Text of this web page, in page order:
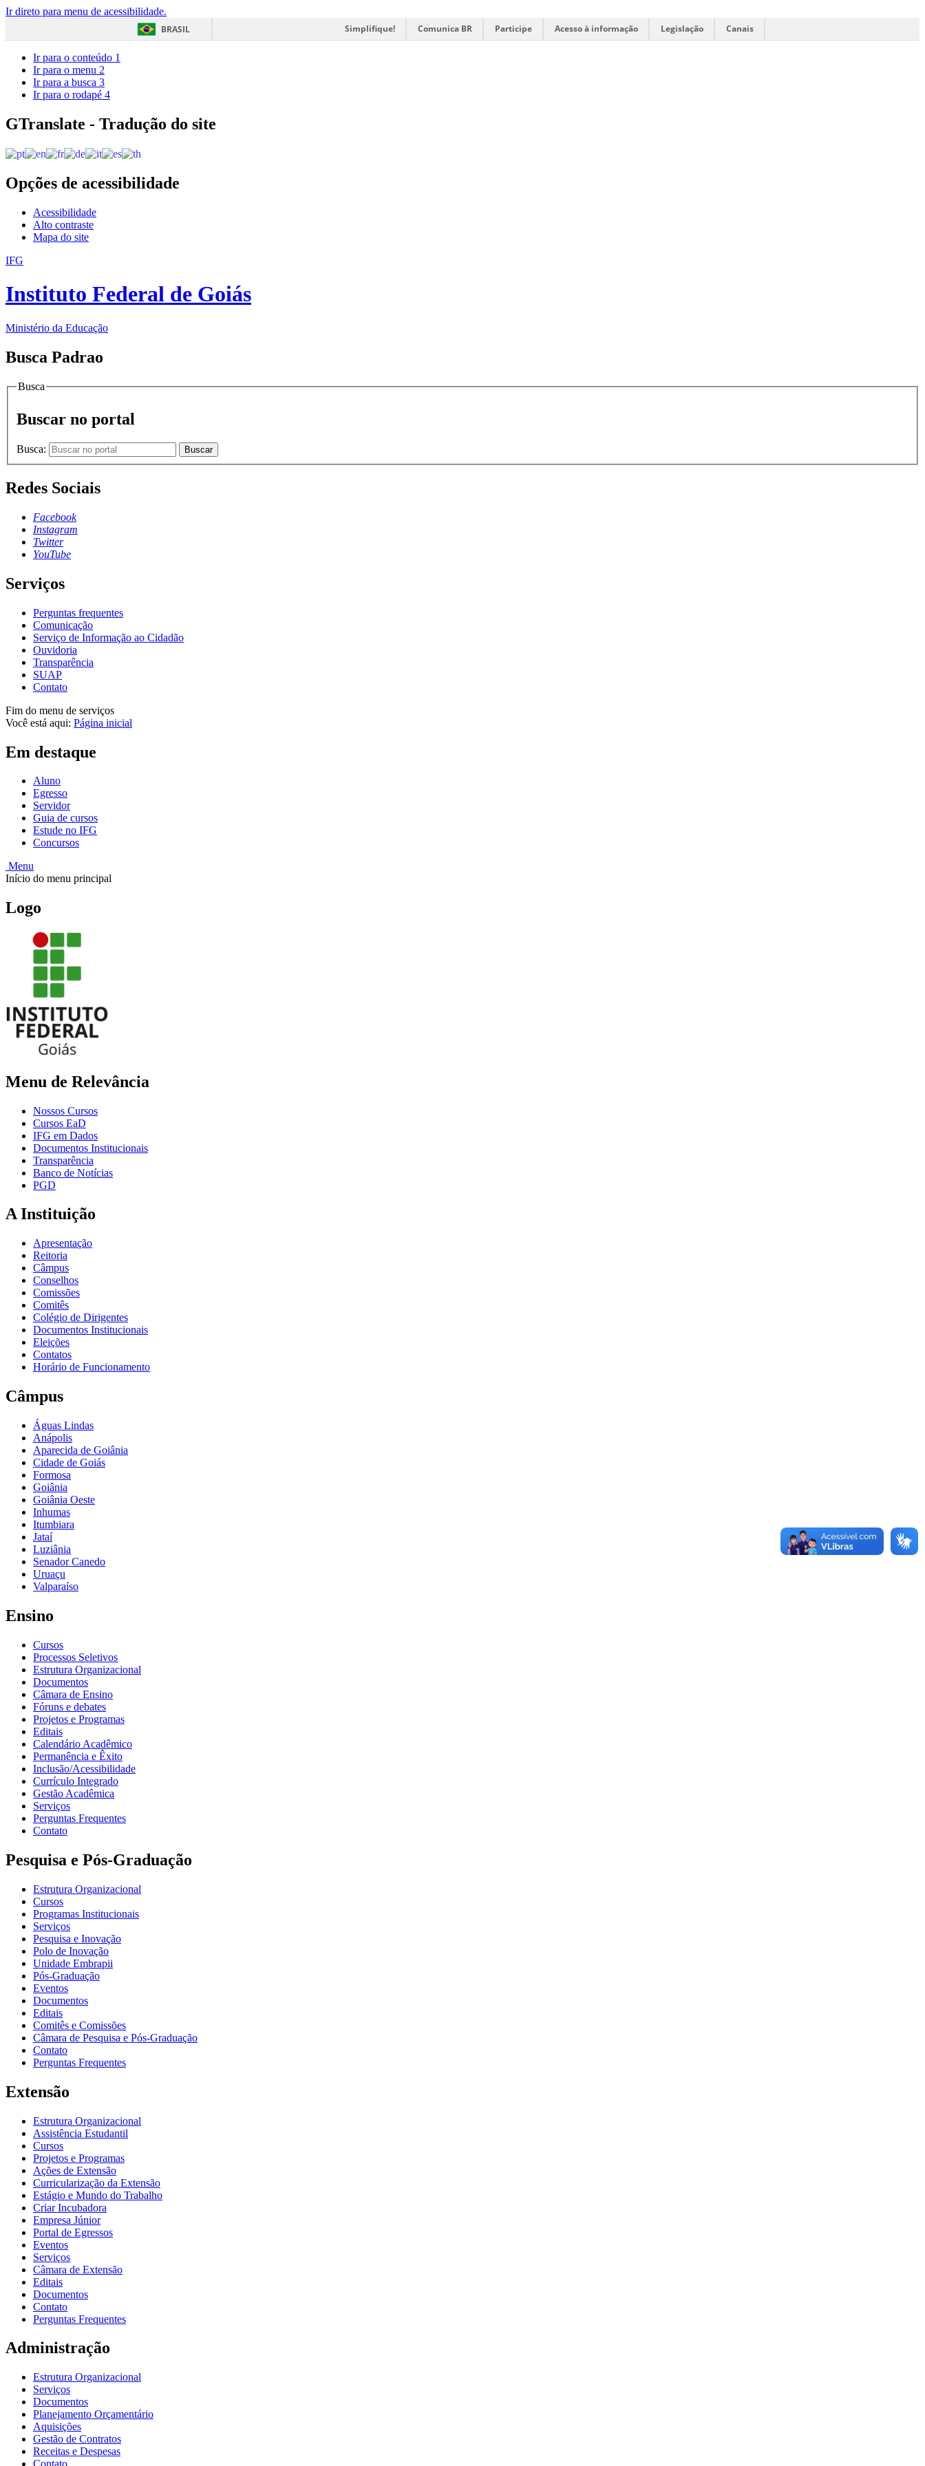
Ir direto para menu de acessibilidade.
BRASIL
Simplifique! Comunica BR Participe Acesso à informação Legislação Canais
Ir para o conteúdo 1
Ir para o menu 2
Ir para a busca 3
Ir para o rodapé 4
GTranslate - Tradução do site
Opções de acessibilidade
Acessibilidade
Alto contraste
Mapa do site
IFG
Instituto Federal de Goiás
Ministério da Educação
Busca Padrao
Busca
Buscar no portal
Busca: Buscar
Redes Sociais
Facebook
Instagram
Twitter
YouTube
Serviços
Perguntas frequentes
Comunicação
Serviço de Informação ao Cidadão
Ouvidoria
Transparência
SUAP
Contato
Fim do menu de serviços
Você está aqui: Página inicial
Em destaque
Aluno
Egresso
Servidor
Guia de cursos
Estude no IFG
Concursos
Menu
Início do menu principal
Logo
Menu de Relevância
Nossos Cursos
Cursos EaD
IFG em Dados
Documentos Institucionais
Transparência
Banco de Notícias
PGD
A Instituição
Apresentação
Reitoria
Câmpus
Conselhos
Comissões
Comitês
Colégio de Dirigentes
Documentos Institucionais
Eleições
Contatos
Horário de Funcionamento
Câmpus
Águas Lindas
Anápolis
Aparecida de Goiânia
Cidade de Goiás
Formosa
Goiânia
Goiânia Oeste
Inhumas
Itumbiara
Jataí
Luziânia
Senador Canedo
Uruaçu
Valparaíso
Ensino
Cursos
Processos Seletivos
Estrutura Organizacional
Documentos
Câmara de Ensino
Fóruns e debates
Projetos e Programas
Editais
Calendário Acadêmico
Permanência e Êxito
Inclusão/Acessibilidade
Currículo Integrado
Gestão Acadêmica
Serviços
Perguntas Frequentes
Contato
Pesquisa e Pós-Graduação
Estrutura Organizacional
Cursos
Programas Institucionais
Serviços
Pesquisa e Inovação
Polo de Inovação
Unidade Embrapii
Pós-Graduação
Eventos
Documentos
Editais
Comitês e Comissões
Câmara de Pesquisa e Pós-Graduação
Contato
Perguntas Frequentes
Extensão
Estrutura Organizacional
Assistência Estudantil
Cursos
Projetos e Programas
Ações de Extensão
Curricularização da Extensão
Estágio e Mundo do Trabalho
Criar Incubadora
Empresa Júnior
Portal de Egressos
Eventos
Serviços
Câmara de Extensão
Editais
Documentos
Contato
Perguntas Frequentes
Administração
Estrutura Organizacional
Serviços
Documentos
Planejamento Orçamentário
Aquisições
Gestão de Contratos
Receitas e Despesas